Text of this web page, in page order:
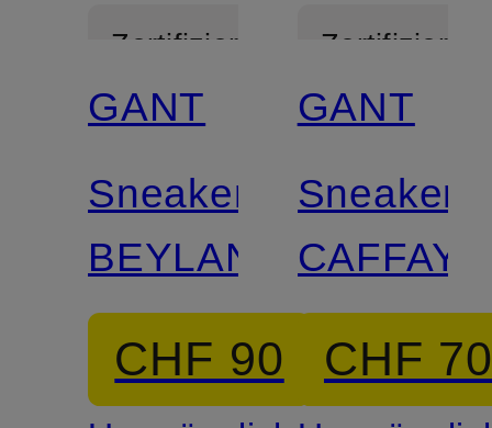
Zertifiziert
GANT
Sneaker
BEYLANA
CHF 90
Zertifiziert
GANT
Sneaker
CAFFAY
CHF